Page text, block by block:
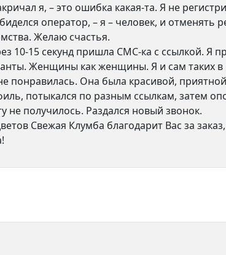
я, – это ошибка какая-та. Я не
оператор, – я – человек, и
Желаю счастья.
10-15 секунд пришла СМС-ка с ссылкой. Я
Женщины как женщины. Я и сам таких в
понравилась. Она была красивой,
потыкался по разным ссылкам, затем
не получилось. Раздался новый звонок.
Свежая Клумба благодарит Вас за